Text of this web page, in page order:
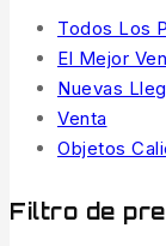
Todos Los
El Mejor
Nuevas
Venta
Objetos
Filtro de